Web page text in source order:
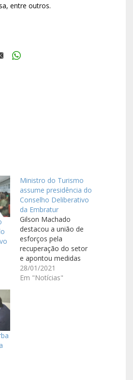
entre outros.
Ministro do Turismo
assume presidência do
Conselho Deliberativo
da Embratur
Gilson Machado
destacou a união de
esforços pela
recuperação do setor
e apontou medidas
adotadas pelo
governo federal para
28/01/2021
Em "Notícias"